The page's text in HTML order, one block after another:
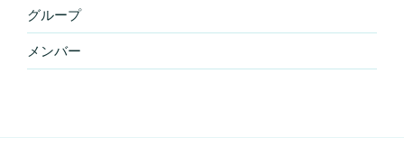
グループ
メンバー